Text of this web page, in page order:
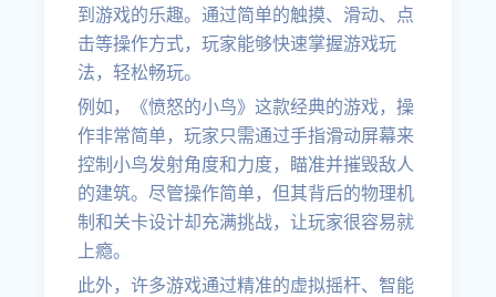
到游戏的乐趣。通过简单的触摸、滑动、点
击等操作方式，玩家能够快速掌握游戏玩
法，轻松畅玩。
例如，《愤怒的小鸟》这款经典的游戏，操
作非常简单，玩家只需通过手指滑动屏幕来
控制小鸟发射角度和力度，瞄准并摧毁敌人
的建筑。尽管操作简单，但其背后的物理机
制和关卡设计却充满挑战，让玩家很容易就
上瘾。
此外，许多游戏通过精准的虚拟摇杆、智能